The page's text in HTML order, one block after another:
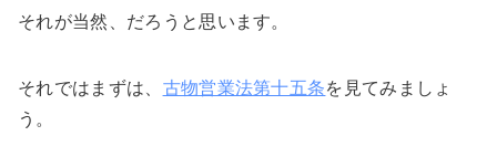
それが当然、だろうと思います。
それではまずは、 古物営業法第十五条を見てみましょ
う。